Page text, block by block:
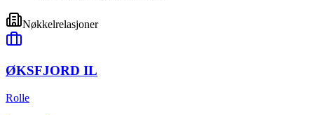
Nøkkelrelasjoner
ØKSFJORD IL
Rolle